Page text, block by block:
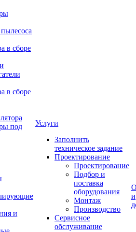
в сборе
в сборе
под
и
Услуги
Заполнить
техническое задание
Проектирование
Проектирование
Подбор и
поставка
оборудования
Монтаж
Производство
Сервисное
обслуживание
и